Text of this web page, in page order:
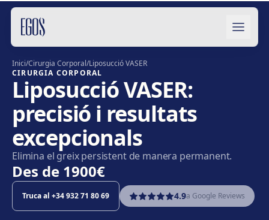
Salta al contingut
Inici/Cirurgia Corporal/Liposucció VASER
CIRURGIA CORPORAL
Liposucció VASER:
precisió i resultats
excepcionals
Elimina el greix persistent de manera permanent.
Des de 1900€
Truca al +34 932 71 80 69 4.9a Google Reviews